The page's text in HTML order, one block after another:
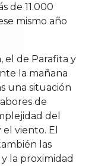
de 11.000
mismo año
el de Parafita y
la mañana
una situación
de
del
viento. El
las
la proximidad